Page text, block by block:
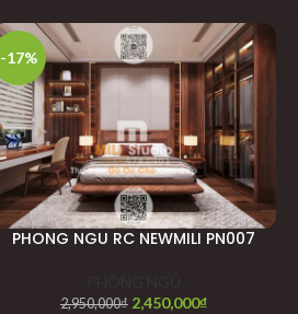
-17%
PHONG NGU RC NEWMILI PN007
2,950,000₫ 2,450,000₫